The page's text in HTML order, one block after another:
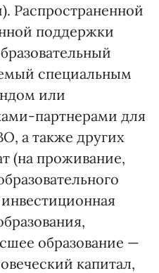
Распространенной
поддержки
специальным
или
партнерами для
а также других
(на проживание,
образование —
капитал,